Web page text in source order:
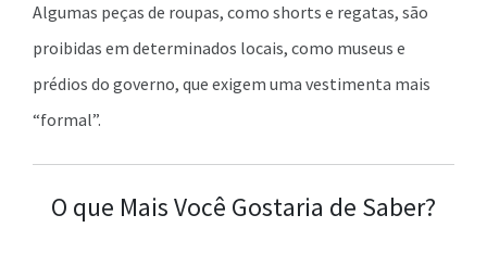
Algumas peças de roupas, como shorts e regatas, são
proibidas em determinados locais, como museus e
prédios do governo, que exigem uma vestimenta mais
“formal”.
O que Mais Você Gostaria de Saber?